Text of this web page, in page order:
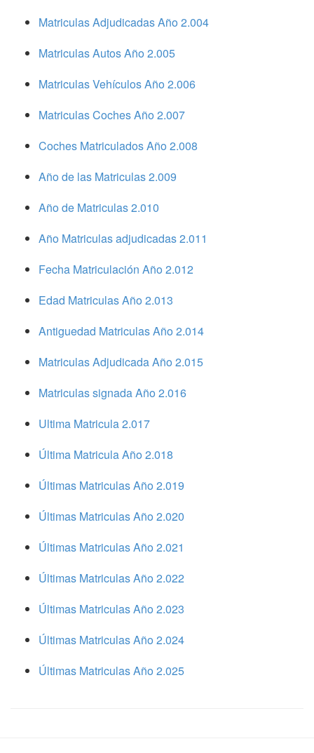
Matriculas Adjudicadas Año 2.004
Matriculas Autos Año 2.005
Matriculas Vehículos Año 2.006
Matriculas Coches Año 2.007
Coches Matriculados Año 2.008
Año de las Matriculas 2.009
Año de Matriculas 2.010
Año Matriculas adjudicadas 2.011
Fecha Matriculación Año 2.012
Edad Matriculas Año 2.013
Antiguedad Matriculas Año 2.014
Matriculas Adjudicada Año 2.015
Matriculas signada Año 2.016
Ultima Matricula 2.017
Última Matricula Año 2.018
Últimas Matriculas Año 2.019
Últimas Matriculas Año 2.020
Últimas Matriculas Año 2.021
Últimas Matriculas Año 2.022
Últimas Matriculas Año 2.023
Últimas Matriculas Año 2.024
Últimas Matriculas Año 2.025